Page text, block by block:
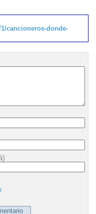
cancioneros-donde-